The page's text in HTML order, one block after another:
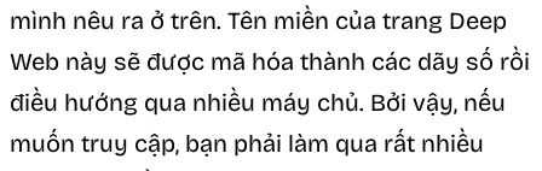
mình nêu ra ở trên. Tên miền của trang Deep
Web này sẽ được mã hóa thành các dãy số rồi
điều hướng qua nhiều máy chủ. Bởi vậy, nếu
muốn truy cập, bạn phải làm qua rất nhiều